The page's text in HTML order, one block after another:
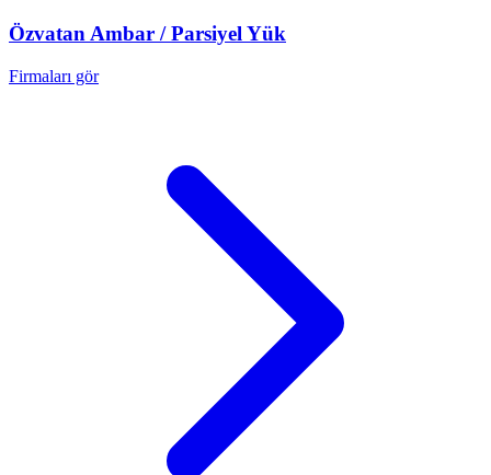
Özvatan Ambar / Parsiyel Yük
Firmaları gör